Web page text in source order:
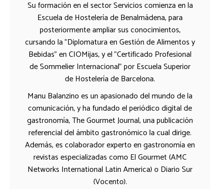
Su formación en el sector Servicios comienza en la
Escuela de Hostelería de Benalmádena, para
posteriormente ampliar sus conocimientos,
cursando la "Diplomatura en Gestión de Alimentos y
Bebidas" en CIOMijas, y el "Certificado Profesional
de Sommelier Internacional" por Escuela Superior
de Hostelería de Barcelona.
Manu Balanzino es un apasionado del mundo de la
comunicación, y ha fundado el periódico digital de
gastronomía, The Gourmet Journal, una publicación
referencial del ámbito gastronómico la cual dirige.
Además, es colaborador experto en gastronomía en
revistas especializadas como El Gourmet (AMC
Networks International Latin America) o Diario Sur
(Vocento).